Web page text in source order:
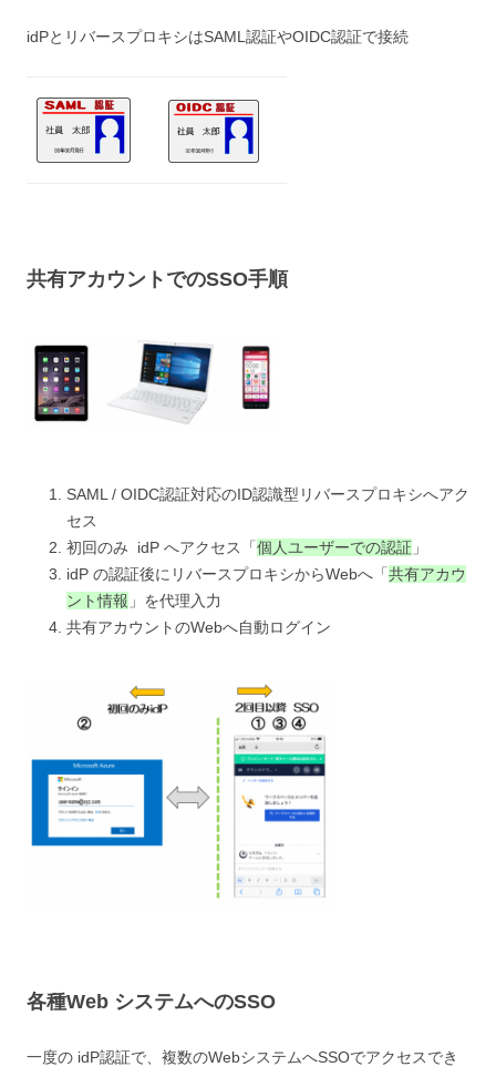
idPとリバースプロキシはSAML認証やOIDC認証で接続
共有アカウントでのSSO手順
SAML / OIDC認証対応のID認識型リバースプロキシへアク
セス
初回のみ idP へアクセス
「個人ユーザーでの認証 」
idP の認証後にリバースプロキシからWebへ 「共有アカウ
ント情報 」 を代理入力
共有アカウントのWebへ自動ログイン
各種Web システムへのSSO
一度の idP認証で、複数のWebシステムへSSOでアクセスでき